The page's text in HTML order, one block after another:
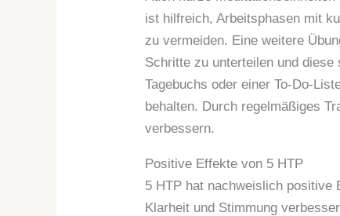
ist hilfreich, Arbeitsphasen mit
zu vermeiden. Eine weitere
Schritte zu unterteilen und
Tagebuchs oder einer To-Do-
behalten. Durch regelmäßiges
verbessern.
Positive Effekte von 5 HTP
5 HTP hat nachweislich positive
Klarheit und Stimmung